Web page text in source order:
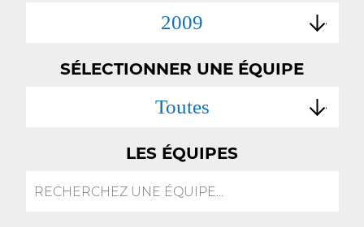
2009
SÉLECTIONNER UNE ÉQUIPE
Toutes
LES ÉQUIPES